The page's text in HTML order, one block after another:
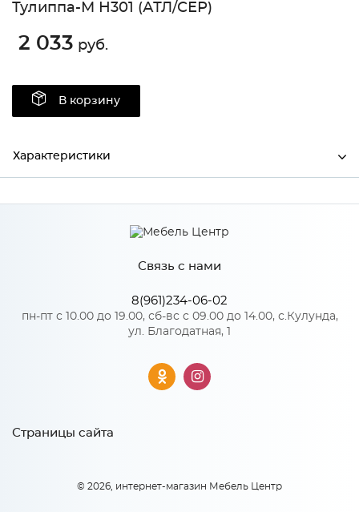
Тулиппа-М Н301 (АТЛ/СЕР)
2 033 руб.
В корзину
Характеристики
Производитель Сурская мебель
АТЛ/СЕР
Количество упаковок: 1
Связь с нами
8(961)234-06-02
пн-пт с 10.00 до 19.00, сб-вс с 09.00 до 14.00, с.Кулунда,
ул. Благодатная, 1
Страницы сайта
© 2026, интернет-магазин Мебель Центр